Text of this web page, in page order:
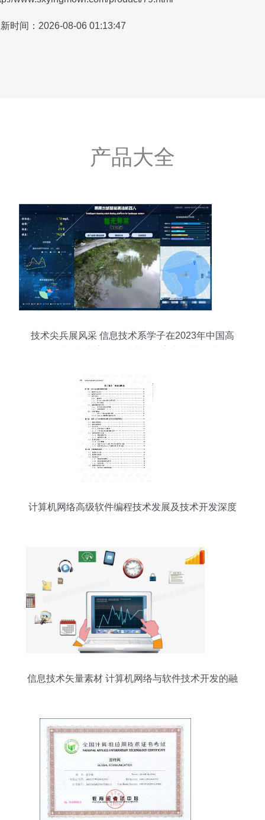
时间：2026-08-06 01:13:47
产品大全
技术尖兵展风采 信息技术系学子在2023年中国高
计算机网络高级软件编程技术发展及技术开发深度
信息技术矢量素材 计算机网络与软件技术开发的融